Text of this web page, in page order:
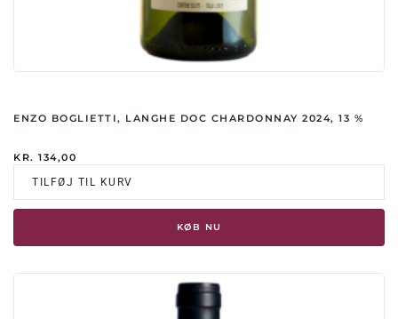
ENZO BOGLIETTI, LANGHE DOC CHARDONNAY 2024, 13 %
KR. 134,00
TILFØJ TIL KURV
KØB NU